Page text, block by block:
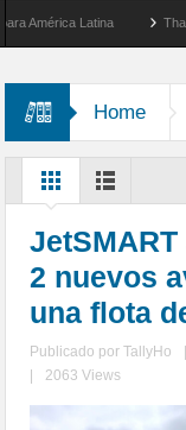
Latina Thales
Home
2 nuevos
una flota
Publicado porTallyHo
2063 Views